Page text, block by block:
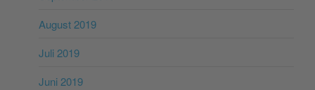
August 2019
Juli 2019
Juni 2019